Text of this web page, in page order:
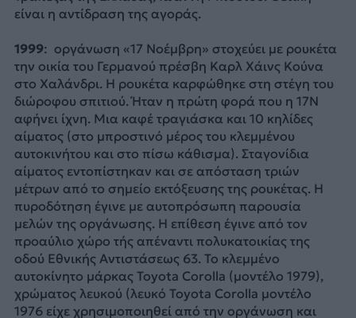
είναι η αντίδραση της αγοράς.
1999: οργάνωση «17 Νοέμβρη» στοχεύει με ρουκέτα
την οικία του Γερμανού πρέσβη Καρλ Χάινς Κούνα
στο Χαλάνδρι. Η ρουκέτα καρφώθηκε στη στέγη του
διώροφου σπιτιού. Ήταν η πρώτη φορά που η 17Ν
αφήνει ίχνη. Μια καφέ τραγιάσκα και 10 κηλίδες
αίματος (στο μπροστινό μέρος του κλεμμένου
αυτοκινήτου και στο πίσω κάθισμα). Σταγονίδια
αίματος εντοπίστηκαν και σε απόσταση τριών
μέτρων από το σημείο εκτόξευσης της ρουκέτας. Η
πυροδότηση έγινε με αυτοπρόσωπη παρουσία
μελών της οργάνωσης. Η επίθεση έγινε από τον
προαύλιο χώρο τής απέναντι πολυκατοικίας της
οδού Εθνικής Αντιστάσεως 63. Το κλεμμένο
αυτοκίνητο μάρκας Toyota Corolla (μοντέλο 1979),
χρώματος λευκού (λευκό Toyota Corolla μοντέλο
1976 είχε χρησιμοποιηθεί από την οργάνωση και